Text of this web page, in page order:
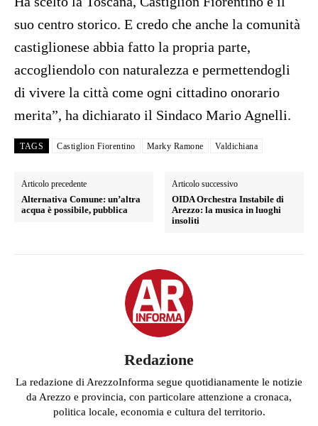
suo centro storico. E credo che anche la comunità
castiglionese abbia fatto la propria parte,
accogliendolo con naturalezza e permettendogli
di vivere la città come ogni cittadino onorario
merita”, ha dichiarato il Sindaco Mario Agnelli.
TAGS Castiglion Fiorentino Marky Ramone Valdichiana
Articolo precedente
Alternativa Comune: un’altra
acqua è possibile, pubblica
Articolo successivo
OIDA Orchestra Instabile di
Arezzo: la musica in luoghi
insoliti
Redazione
La redazione di ArezzoInforma segue quotidianamente le notizie
da Arezzo e provincia, con particolare attenzione a cronaca,
politica locale, economia e cultura del territorio.